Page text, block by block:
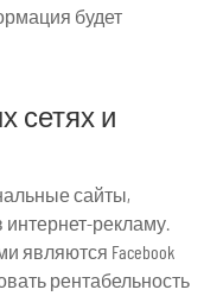
будет
сетях и
сайты,
интернет-рекламу.
Facebook
рентабельность